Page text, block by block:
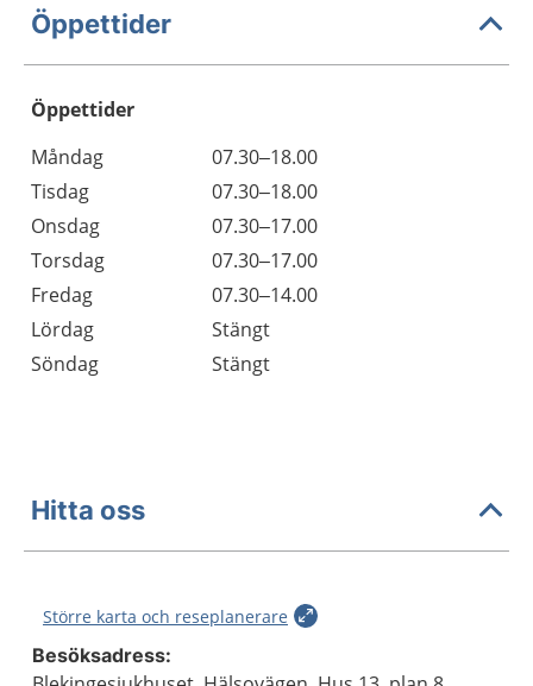
Öppettider
Öppettider
Dag
Öppettider
Kommentarer
Måndag
07.30–18.00
Tisdag
07.30–18.00
Onsdag
07.30–17.00
Torsdag
07.30–17.00
Fredag
07.30–14.00
Lördag
Stängt
Söndag
Stängt
Hitta oss
Större karta och reseplanerare
Besöksadress: